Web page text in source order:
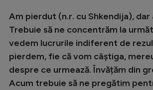
Am pierdut (n.r. cu Shkendija),
Trebuie să ne concentrăm la
vedem lucrurile indiferent de
pierdem, fie că vom câștiga,
despre ce urmează. Învățăm din
Acum trebuie să ne pregătim